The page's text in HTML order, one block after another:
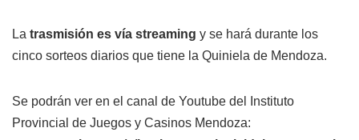
La trasmisión es vía streaming y se hará durante los
cinco sorteos diarios que tiene la Quiniela de Mendoza.
Se podrán ver en el canal de Youtube del Instituto
Provincial de Juegos y Casinos Mendoza: